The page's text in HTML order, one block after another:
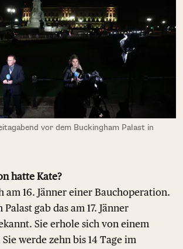
vor dem Buckingham Palast in
hatte Kate?
am 16. Jänner einer Bauchoperation.
gab das am 17. Jänner
Sie erhole sich von einem
werde zehn bis 14 Tage im